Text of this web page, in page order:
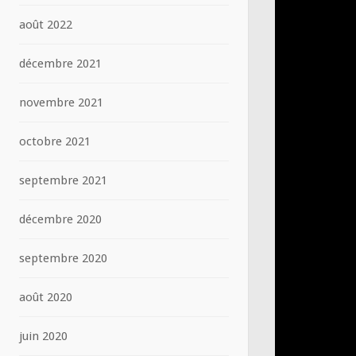
août 2022
décembre 2021
novembre 2021
octobre 2021
septembre 2021
décembre 2020
septembre 2020
août 2020
juin 2020